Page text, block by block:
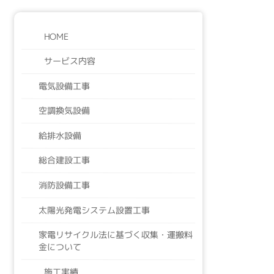
HOME
サービス内容
電気設備工事
空調換気設備
給排水設備
総合建設工事
消防設備工事
太陽光発電システム設置工事
家電リサイクル法に基づく収集・運搬料
金について